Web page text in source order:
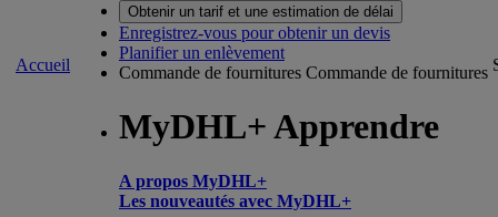
Accueil
Obtenir un tarif et une estimation de délai
Enregistrez-vous pour obtenir un devis
Planifier un enlèvement
Commande de fournitures Commande de fournitures
MyDHL+ Apprendre
A propos MyDHL+
Les nouveautés avec MyDHL+